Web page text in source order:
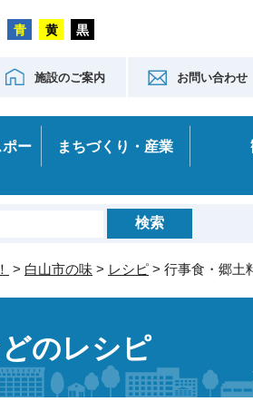
施設のご案内 お問い合わせ
ー
まちづくり・産業
> 白山市の味 > レシピ > 行事食・郷土
のレシピ